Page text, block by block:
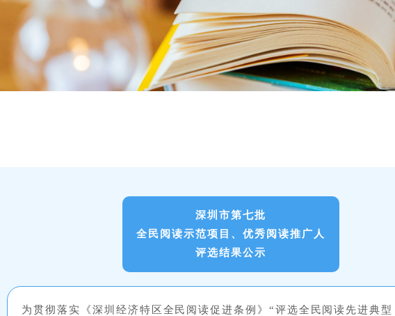
深圳市第七批
全民阅读示范项目、 优秀阅读推广人
评选结果公示
为贯彻落实《深圳经济特区全民阅读促进条例》“评选全民阅读先进典型